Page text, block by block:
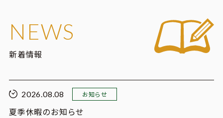
NEWS
新着情報
2026.08.08 お知らせ
夏季休暇のお知らせ